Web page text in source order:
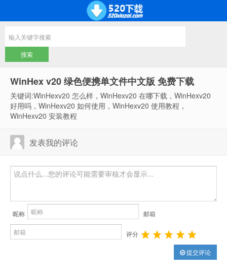
WinHex v20 绿色便携单文件中文版 免费下载
关键词:WinHexv20 怎么样，WinHexv20 在哪下载，WinHexv20
好用吗，WinHexv20 如何使用，WinHexv20 使用教程，
WinHexv20 安装教程
发表我的评论
昵称 邮箱
评分
提交评论